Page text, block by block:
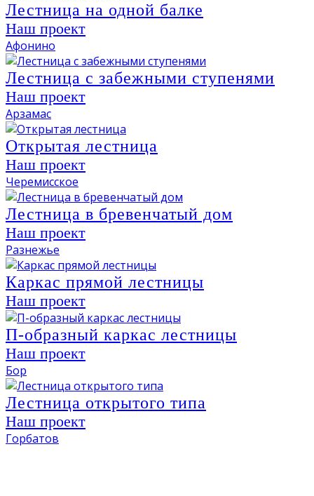
Лестница на одной балке
Наш проект
Афонино
Лестница с забежными ступенями
Наш проект
Арзамас
Открытая лестница
Наш проект
Черемисское
Лестница в бревенчатый дом
Наш проект
Разнежье
Каркас прямой лестницы
Наш проект
П-образный каркас лестницы
Наш проект
Бор
Лестница открытого типа
Наш проект
Горбатов